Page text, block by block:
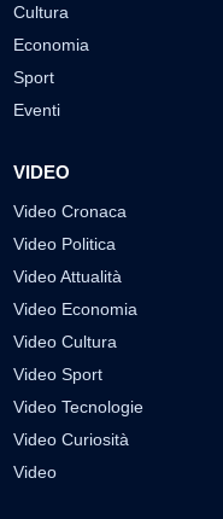
Cultura
Economia
Sport
Eventi
VIDEO
Video Cronaca
Video Politica
Video Attualità
Video Economia
Video Cultura
Video Sport
Video Tecnologie
Video Curiosità
Video